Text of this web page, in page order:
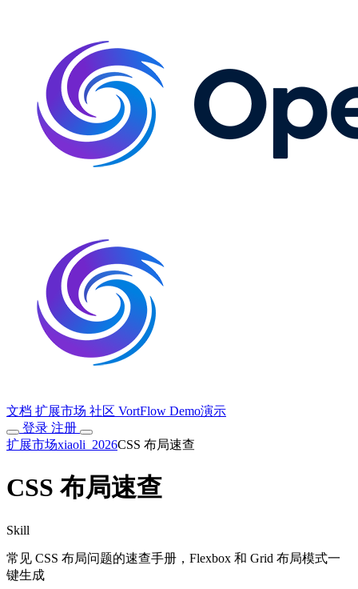
文档 扩展市场 社区 VortFlow Demo演示
登录 注册
扩展市场xiaoli_2026CSS 布局速查
CSS 布局速查
Skill
常见 CSS 布局问题的速查手册，Flexbox 和 Grid 布局模式一
键生成